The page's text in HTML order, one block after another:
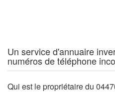
Un service d'annuaire
numéros de téléphone
Qui est le propriétaire du